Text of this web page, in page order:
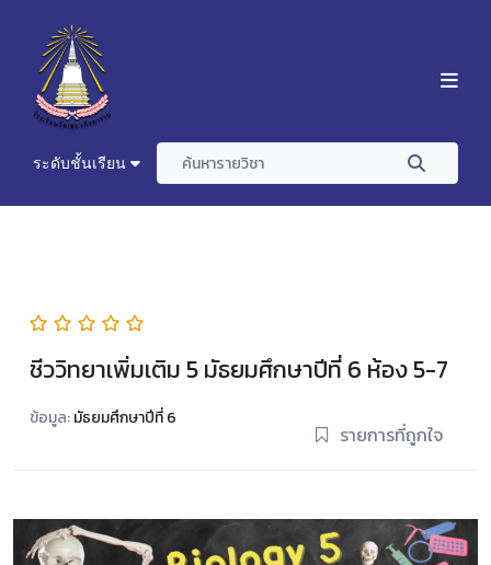
ระดับชั้นเรียน
ชีววิทยาเพิ่มเติม 5 มัธยมศึกษาปีที่ 6 ห้อง 5-7
ข้อมูล:มัธยมศึกษาปีที่ 6
รายการที่ถูกใจ